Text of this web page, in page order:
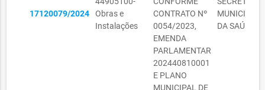
17120079/2024
Obras e
Instalações
CONTRATO Nº
0054/2023,
EMENDA
PARLAMENTAR
202440810001
E PLANO
MUNICIPAL DE
MUNICIPAL
DA SAÚDE